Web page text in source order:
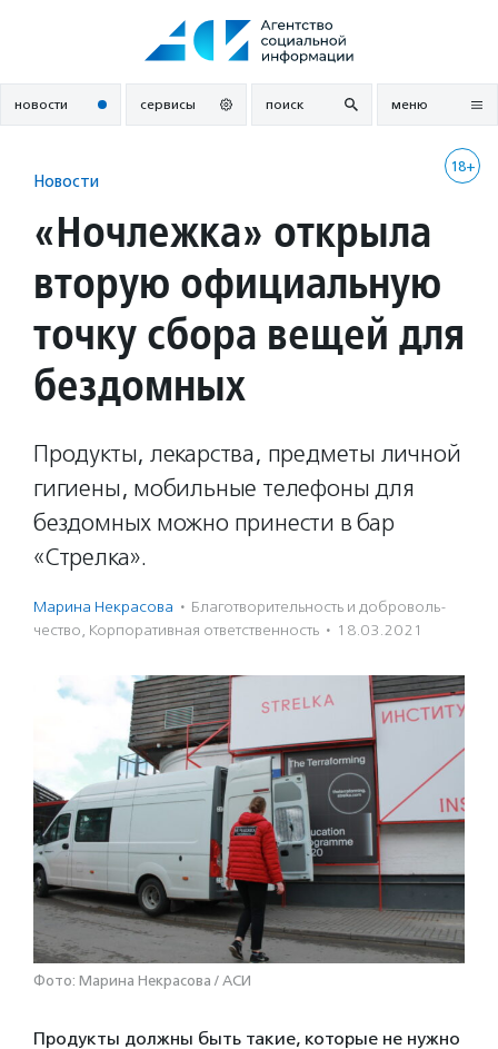
новости сервисы поиск меню
18+
Новости
«Ночлежка» открыла
вторую официальную
точку сбора вещей для
бездомных
Продукты, лекарства, предметы личной
гигиены, мобильные телефоны для
бездомных можно принести в бар
«Стрелка».
Марина Некрасова · Благотвори­тель­ность и доброволь­
чест­во, Корпоративная ответственность · 18.03.2021
Фото: Марина Некрасова / АСИ
Продукты должны быть такие, которые не нужно